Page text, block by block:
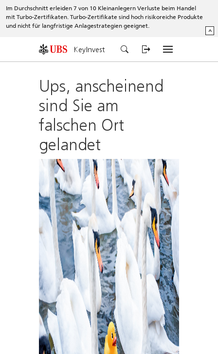
Im Durchschnitt erleiden 7 von 10 Kleinanlegern Verluste beim Handel
mit Turbo-Zertifikaten. Turbo-Zertifikate sind hoch risikoreiche Produkte
und nicht für langfristige Anlagestrategien geeignet.
^
KeyInvest
Ups, anscheinend
sind Sie am
falschen Ort
gelandet